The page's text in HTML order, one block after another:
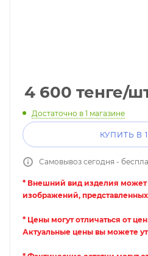
4 600 тенге/
Достаточно в 1 магазине
КУПИТЬ В
Самовывоз сегодня -
* Внешний вид изделия может
изображений,
* Цены могут отличаться от
Актуальные цены вы можете